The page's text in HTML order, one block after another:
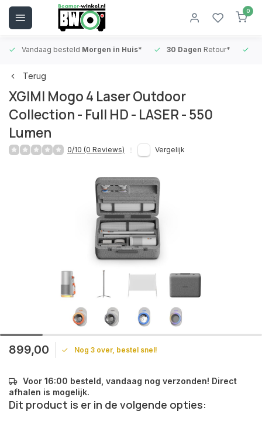
0
Vandaag besteld Morgen in Huis* 30 Dagen Retour*
Terug
XGIMI Mogo 4 Laser Outdoor
Collection - Full HD - LASER - 550
Lumen
0/10 (0 Reviews) Vergelijk
899,00 Nog 3 over, bestel snel!
Voor 16:00 besteld, vandaag nog verzonden! Direct
afhalen is mogelijk.
Dit product is er in de volgende opties: